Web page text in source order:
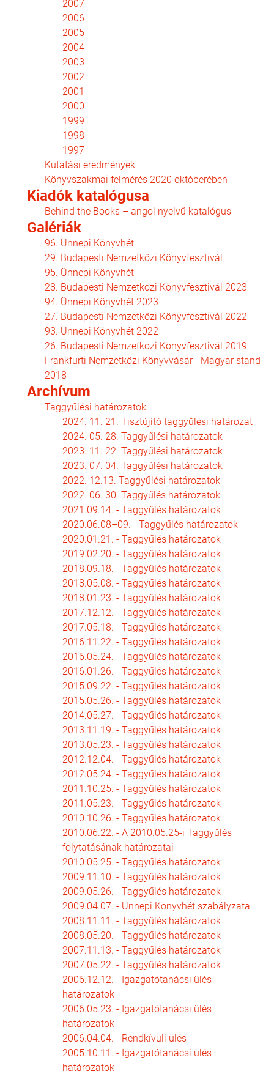
2007
2006
2005
2004
2003
2002
2001
2000
1999
1998
1997
Kutatási eredmények
Könyvszakmai felmérés 2020 októberében
Kiadók katalógusa
Behind the Books – angol nyelvű katalógus
Galériák
96. Ünnepi Könyvhét
29. Budapesti Nemzetközi Könyvfesztivál
95. Ünnepi Könyvhét
28. Budapesti Nemzetközi Könyvfesztivál 2023
94. Ünnepi Könyvhét 2023
27. Budapesti Nemzetközi Könyvfesztivál 2022
93. Ünnepi Könyvhét 2022
26. Budapesti Nemzetközi Könyvfesztivál 2019
Frankfurti Nemzetközi Könyvvásár - Magyar stand
2018
Archívum
Taggyűlési határozatok
2024. 11. 21. Tisztújító taggyűlési határozat
2024. 05. 28. Taggyűlési határozatok
2023. 11. 22. Taggyűlési határozatok
2023. 07. 04. Taggyűlési határozatok
2022. 12.13. Taggyűlési határozatok
2022. 06. 30. Taggyűlés határozatok
2021.09.14. - Taggyűlés határozatok
2020.06.08–09. - Taggyűlés határozatok
2020.01.21. - Taggyűlés határozatok
2019.02.20. - Taggyűlés határozatok
2018.09.18. - Taggyűlés határozatok
2018.05.08. - Taggyűlés határozatok
2018.01.23. - Taggyűlés határozatok
2017.12.12. - Taggyűlés határozatok
2017.05.18. - Taggyűlés határozatok
2016.11.22. - Taggyűlés határozatok
2016.05.24. - Taggyűlés határozatok
2016.01.26. - Taggyűlés határozatok
2015.09.22. - Taggyűlés határozatok
2015.05.26. - Taggyűlés határozatok
2014.05.27. - Taggyűlés határozatok
2013.11.19. - Taggyűlés határozatok
2013.05.23. - Taggyűlés határozatok
2012.12.04. - Taggyűlés határozatok
2012.05.24. - Taggyűlés határozatok
2011.10.25. - Taggyűlés határozatok
2011.05.23. - Taggyűlés határozatok
2010.10.26. - Taggyűlés határozatok
2010.06.22. - A 2010.05.25-i Taggyűlés
folytatásának határozatai
2010.05.25. - Taggyűlés határozatok
2009.11.10. - Taggyűlés határozatok
2009.05.26. - Taggyűlés határozatok
2009.04.07. - Ünnepi Könyvhét szabályzata
2008.11.11. - Taggyűlés határozatok
2008.05.20. - Taggyűlés határozatok
2007.11.13. - Taggyűlés határozatok
2007.05.22. - Taggyűlés határozatok
2006.12.12. - Igazgatótanácsi ülés
határozatok
2006.05.23. - Igazgatótanácsi ülés
határozatok
2006.04.04. - Rendkívüli ülés
2005.10.11. - Igazgatótanácsi ülés
határozatok